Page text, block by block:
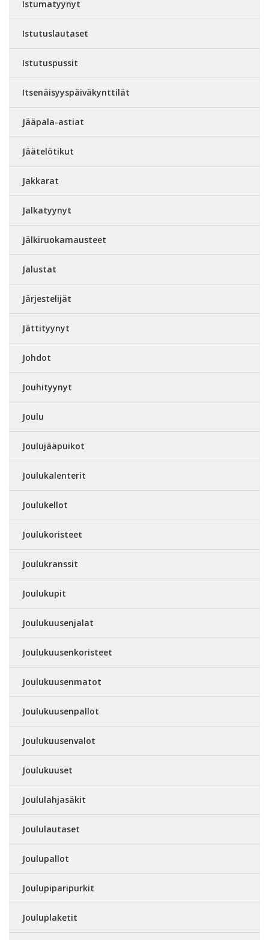
Istumatyynyt
Istutuslautaset
Istutuspussit
Itsenäisyyspäiväkynttilät
Jääpala-astiat
Jäätelötikut
Jakkarat
Jalkatyynyt
Jälkiruokamausteet
Jalustat
Järjestelijät
Jättityynyt
Johdot
Jouhityynyt
Joulu
Joulujääpuikot
Joulukalenterit
Joulukellot
Joulukoristeet
Joulukranssit
Joulukupit
Joulukuusenjalat
Joulukuusenkoristeet
Joulukuusenmatot
Joulukuusenpallot
Joulukuusenvalot
Joulukuuset
Joululahjasäkit
Joululautaset
Joulupallot
Joulupiparipurkit
Jouluplaketit